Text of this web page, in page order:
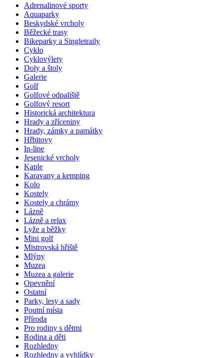
Adrenalinové sporty
Aquaparky
Beskydské vrcholy
Běžecké trasy
Bikeparky a Singletraily
Cyklo
Cyklovýlety
Doly a štoly
Galerie
Golf
Golfové odpaliště
Golfový resort
Historická architektura
Hrady a zříceniny
Hrady, zámky a památky
Hřbitovy
In-line
Jesenické vrcholy
Kaple
Karavany a kemping
Kolo
Kostely
Kostely a chrámy
Lázně
Lázně a relax
Lyže a běžky
Mini golf
Mistrovská hřiště
Mlýny
Muzea
Muzea a galerie
Opevnění
Ostatní
Parky, lesy a sady
Poutní místa
Příroda
Pro rodiny s dětmi
Rodina a děti
Rozhledny
Rozhledny a vyhlídky